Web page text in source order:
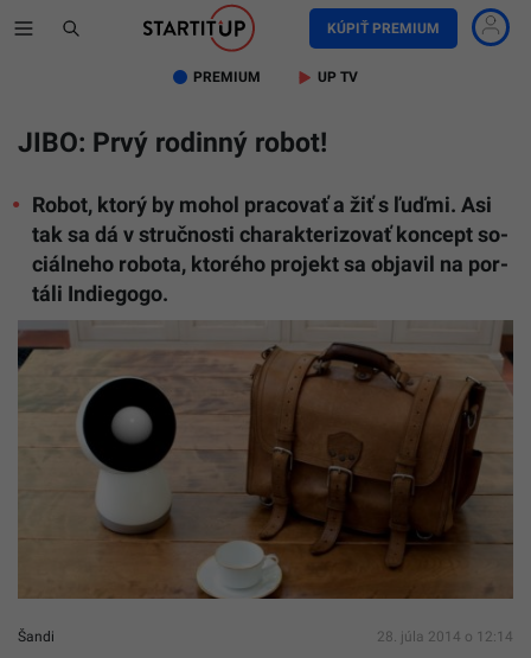
KÚPIŤ PREMIUM
PREMIUM UP TV
JIBO: Prvý rodinný robot!
Ro­bot, kto­rý by mo­hol pra­co­vať a žiť s ľuď­mi. Asi
tak sa dá v struč­nos­ti cha­rak­te­ri­zo­vať kon­cept so­
ciál­ne­ho ro­bo­ta, kto­ré­ho pro­jekt sa ob­ja­vil na por­
tá­li In­die­go­go.
Šandi 28. júla 2014 o 12:14